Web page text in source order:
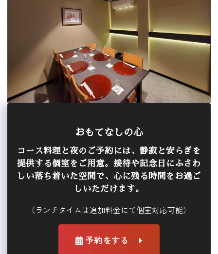
おもてなしの心
コース料理と夜のご予約には、静寂と安らぎを
提供する個室をご用意。接待や記念日にふさわ
しい落ち着いた空間で、心に残る時間をお過ご
しいただけます。
（ランチタイムは追加料金にて個室対応可能）
予約をする